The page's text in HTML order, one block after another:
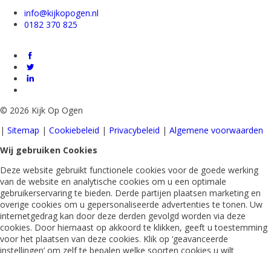
info@kijkopogen.nl
0182 370 825
© 2026 Kijk Op Ogen
| Sitemap | Cookiebeleid | Privacybeleid | Algemene voorwaarden
Wij gebruiken Cookies
Deze website gebruikt functionele cookies voor de goede werking
van de website en analytische cookies om u een optimale
gebruikerservaring te bieden. Derde partijen plaatsen marketing en
overige cookies om u gepersonaliseerde advertenties te tonen. Uw
internetgedrag kan door deze derden gevolgd worden via deze
cookies. Door hiernaast op akkoord te klikken, geeft u toestemming
voor het plaatsen van deze cookies. Klik op ‘geavanceerde
instellingen’ om zelf te bepalen welke soorten cookies u wilt